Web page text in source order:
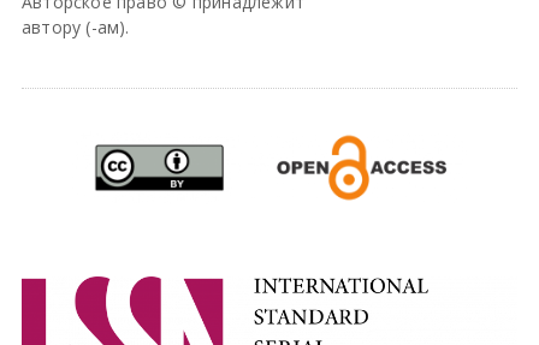
автору (-ам).